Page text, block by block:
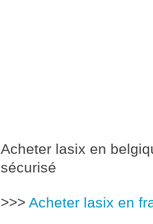
Acheter lasix en
sécurisé
>>> Acheter lasix en